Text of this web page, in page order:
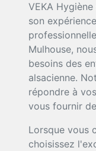
VEKA
son
Mulhouse,
besoins des
alsacienne.
répondre à
vous fournir
Lorsque vous
choisissez